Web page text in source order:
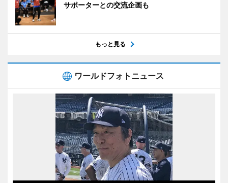
サポーターとの交流企画も
もっと見る
ワールドフォトニュース